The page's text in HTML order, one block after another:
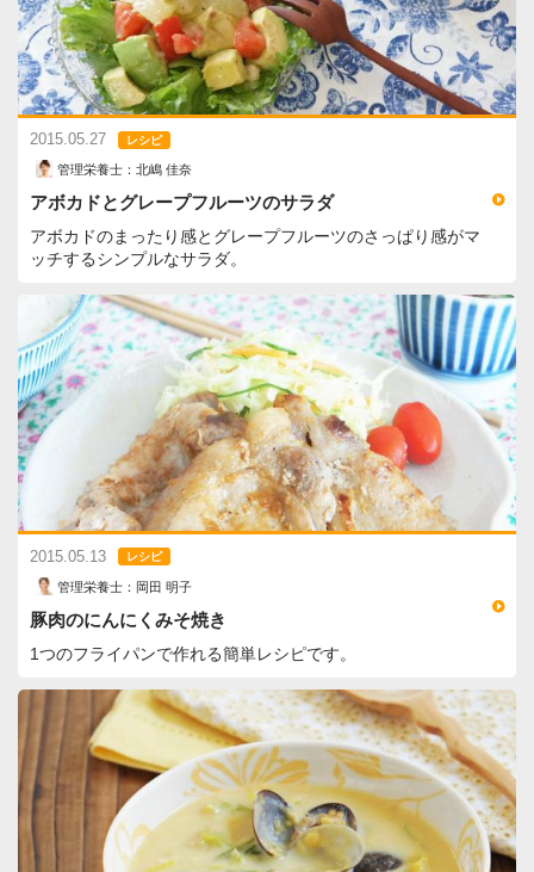
2015.05.27 レシピ
管理栄養士：北嶋 佳奈
アボカドとグレープフルーツのサラダ
アボカドのまったり感とグレープフルーツのさっぱり感がマ
ッチするシンプルなサラダ。
2015.05.13 レシピ
管理栄養士：岡田 明子
豚肉のにんにくみそ焼き
1つのフライパンで作れる簡単レシピです。